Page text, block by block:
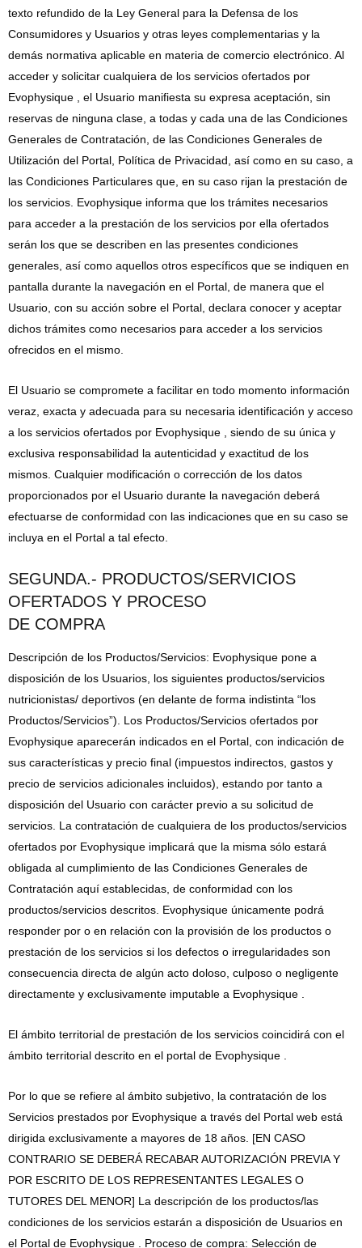
texto refundido de la Ley General para la Defensa de los
Consumidores y Usuarios y otras leyes complementarias y la
demás normativa aplicable en materia de comercio electrónico. Al
acceder y solicitar cualquiera de los servicios ofertados por
Evophysique , el Usuario manifiesta su expresa aceptación, sin
reservas de ninguna clase, a todas y cada una de las Condiciones
Generales de Contratación, de las Condiciones Generales de
Utilización del Portal, Política de Privacidad, así como en su caso, a
las Condiciones Particulares que, en su caso rijan la prestación de
los servicios. Evophysique informa que los trámites necesarios
para acceder a la prestación de los servicios por ella ofertados
serán los que se describen en las presentes condiciones
generales, así como aquellos otros específicos que se indiquen en
pantalla durante la navegación en el Portal, de manera que el
Usuario, con su acción sobre el Portal, declara conocer y aceptar
dichos trámites como necesarios para acceder a los servicios
ofrecidos en el mismo.
El Usuario se compromete a facilitar en todo momento información
veraz, exacta y adecuada para su necesaria identificación y acceso
a los servicios ofertados por Evophysique , siendo de su única y
exclusiva responsabilidad la autenticidad y exactitud de los
mismos. Cualquier modificación o corrección de los datos
proporcionados por el Usuario durante la navegación deberá
efectuarse de conformidad con las indicaciones que en su caso se
incluya en el Portal a tal efecto.
SEGUNDA.- PRODUCTOS/SERVICIOS
OFERTADOS Y PROCESO
DE COMPRA
Descripción de los Productos/Servicios: Evophysique pone a
disposición de los Usuarios, los siguientes productos/servicios
nutricionistas/ deportivos (en delante de forma indistinta “los
Productos/Servicios”). Los Productos/Servicios ofertados por
Evophysique aparecerán indicados en el Portal, con indicación de
sus características y precio final (impuestos indirectos, gastos y
precio de servicios adicionales incluidos), estando por tanto a
disposición del Usuario con carácter previo a su solicitud de
servicios. La contratación de cualquiera de los productos/servicios
ofertados por Evophysique implicará que la misma sólo estará
obligada al cumplimiento de las Condiciones Generales de
Contratación aquí establecidas, de conformidad con los
productos/servicios descritos. Evophysique únicamente podrá
responder por o en relación con la provisión de los productos o
prestación de los servicios si los defectos o irregularidades son
consecuencia directa de algún acto doloso, culposo o negligente
directamente y exclusivamente imputable a Evophysique .
El ámbito territorial de prestación de los servicios coincidirá con el
ámbito territorial descrito en el portal de Evophysique .
Por lo que se refiere al ámbito subjetivo, la contratación de los
Servicios prestados por Evophysique a través del Portal web está
dirigida exclusivamente a mayores de 18 años. [EN CASO
CONTRARIO SE DEBERÁ RECABAR AUTORIZACIÓN PREVIA Y
POR ESCRITO DE LOS REPRESENTANTES LEGALES O
TUTORES DEL MENOR] La descripción de los productos/las
condiciones de los servicios estarán a disposición de Usuarios en
el Portal de Evophysique . Proceso de compra: Selección de